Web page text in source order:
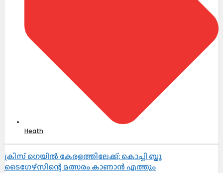
Heath
ക്രിസ് ഗെയിൽ കേരളത്തിലേക്ക്; കൊച്ചി ബ്ലൂ
ടൈഗേഴ്സിന്റെ മത്സരം കാണാൻ എത്തും